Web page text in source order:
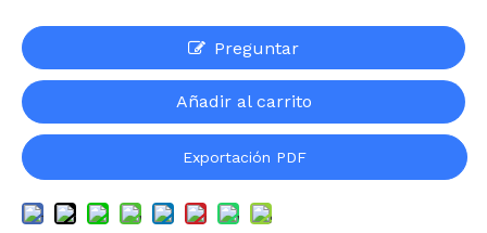
Preguntar
Añadir al carrito
Exportación PDF